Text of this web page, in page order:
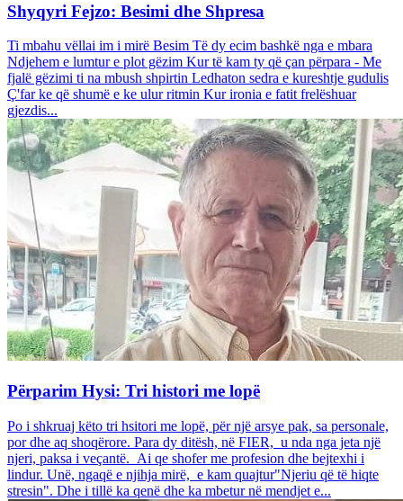
Shyqyri Fejzo: Besimi dhe Shpresa
Ti mbahu vëllai im i mirë Besim Të dy ecim bashkë nga e mbara
Ndjehem e lumtur e plot gëzim Kur të kam ty që çan përpara - Me
fjalë gëzimi ti na mbush shpirtin Ledhaton sedra e kureshtje gudulis
Ç'far ke që shumë e ke ulur ritmin Kur ironia e fatit frelëshuar
gjezdis...
Përparim Hysi: Tri histori me lopë
Po i shkruaj këto tri hsitori me lopë, për një arsye pak, sa personale,
por dhe aq shoqërore. Para dy ditësh, në FIER, u nda nga jeta një
njeri, paksa i veçantë. Ai qe shofer me profesion dhe bejtexhi i
lindur. Unë, ngaqë e njihja mirë, e kam quajtur"Njeriu që të hiqte
stresin". Dhe i tillë ka qenë dhe ka mbetur në mendjet e...